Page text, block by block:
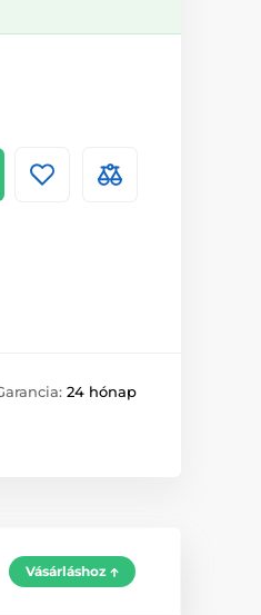
24 hónap
Vásárláshoz